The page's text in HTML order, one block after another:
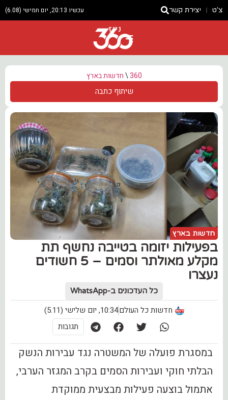
צ'ט יצירת קשר עכשיו 20:13, יום חמישי (6.08)
ניוז
360
\חדשות בארץ
שיתוף כתבה
חדשות בארץ
בפעילות יזומה בטייבה נחשף תת
מקלע מאולתר וסמים – 5 חשודים
נעצרו
כל העדכונים ב-WhatsApp
חדשות כל העולם10:34, יום שלישי (5.11)
תגובות
במסגרת פועלה של המשטרה נגד עבירות הנשק
הבלתי חוקי ועבירות הסמים בקרב המגזר הערבי,
אתמול בוצעה פעילות מבצעית ממוקדת